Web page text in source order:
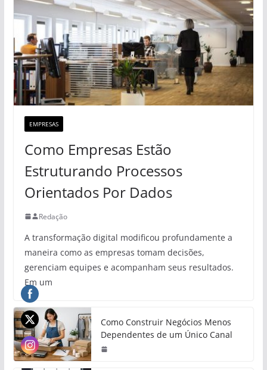
EMPRESAS
Como Empresas Estão
Estruturando Processos
Orientados Por Dados
Redação
A transformação digital modificou profundamente a
maneira como as empresas tomam decisões,
gerenciam equipes e acompanham seus resultados.
Em um
Como Construir Negócios Menos
Dependentes de um Único Canal